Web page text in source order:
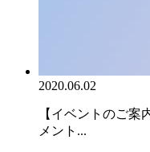
2020.06.02
【イベントのご案
メント...